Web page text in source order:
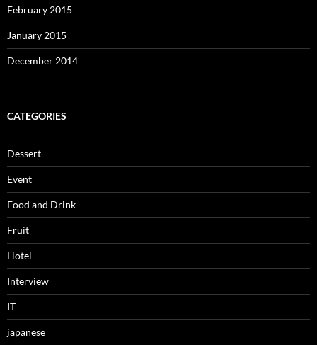
February 2015
January 2015
December 2014
CATEGORIES
Dessert
Event
Food and Drink
Fruit
Hotel
Interview
IT
japanese